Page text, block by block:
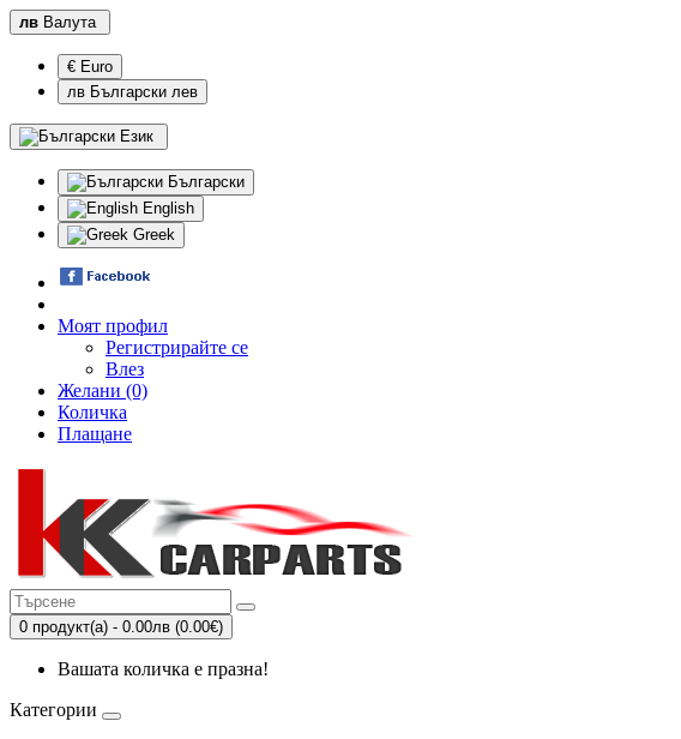
лв Валута
€ Euro
лв Български лев
Език
Български
English
Greek
Моят профил
Регистрирайте се
Влез
Желани (0)
Количка
Плащане
0 продукт(а) - 0.00лв (0.00€)
Вашата количка е празна!
Категории